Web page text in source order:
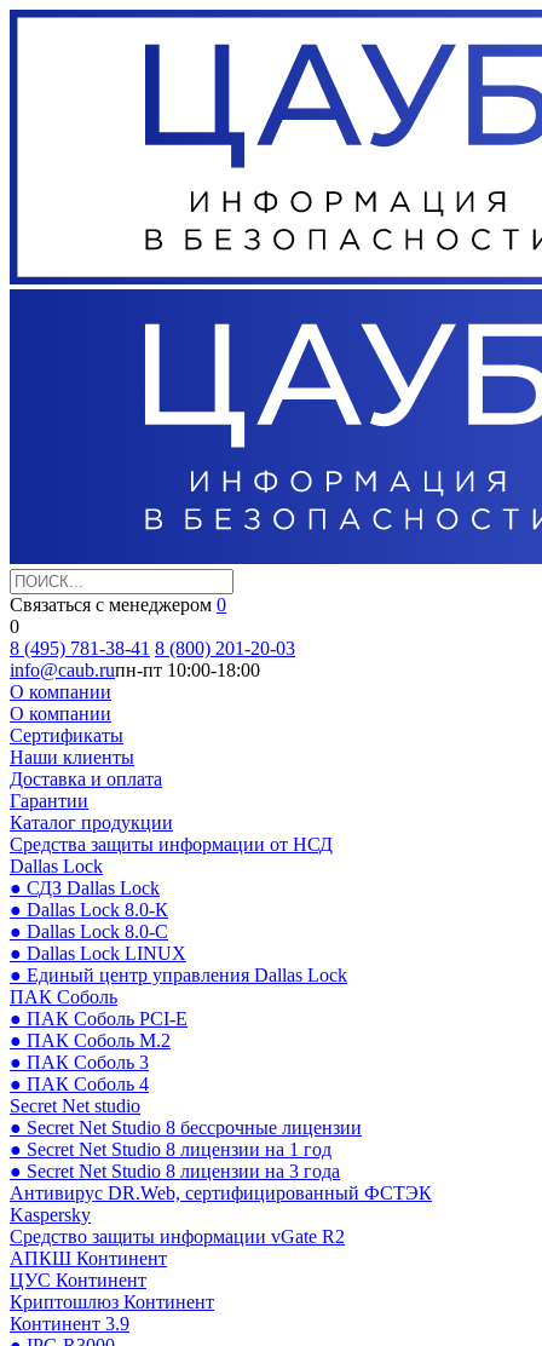
Связаться с менеджером 0
0
8 (495) 781-38-41 8 (800) 201-20-03
info@caub.ruпн-пт 10:00-18:00
О компании
О компании
Сертификаты
Наши клиенты
Доставка и оплата
Гарантии
Каталог продукции
Средства защиты информации от НСД
Dallas Lock
● СДЗ Dallas Lock
● Dallas Lock 8.0-К
● Dallas Lock 8.0-С
● Dallas Lock LINUX
● Единый центр управления Dallas Lock
ПАК Соболь
● ПАК Соболь PCI-E
● ПАК Соболь М.2
● ПАК Соболь 3
● ПАК Соболь 4
Secret Net studio
● Secret Net Studio 8 бессрочные лицензии
● Secret Net Studio 8 лицензии на 1 год
● Secret Net Studio 8 лицензии на 3 года
Антивирус DR.Web, сертифицированный ФСТЭК
Kaspersky
Средство защиты информации vGate R2
АПКШ Континент
ЦУС Континент
Криптошлюз Континент
Континент 3.9